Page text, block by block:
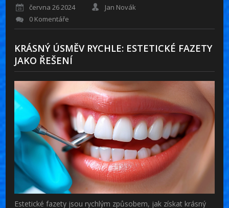
června 26 2024
Jan Novák
0 Komentáře
KRÁSNÝ ÚSMĚV RYCHLE: ESTETICKÉ FAZETY
JAKO ŘEŠENÍ
Estetické fazety jsou rychlým způsobem, jak získat krásný